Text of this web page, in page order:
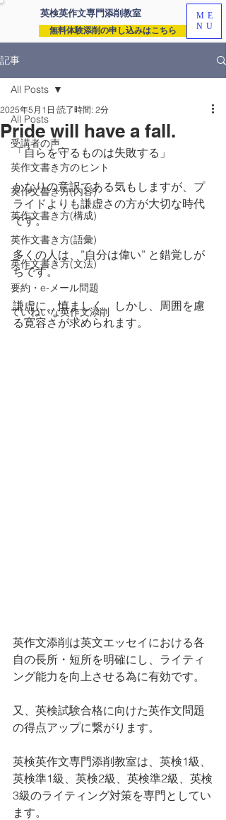
英検英作文専門添削教室
無料体験添削の申し込みはこちら
ME
NU
記事
All Posts
受講者の声
英作文書き方のヒント
英作文書き方(内容)
英作文書き方(構成)
英作文書き方(語彙)
英作文書き方(文法)
要約・e-メール問題
ていねいな英作文添削
All Posts
Pride will have a fall.
2025年5月1日 読了時間: 2分
「自らを守るものは失敗する」
かなりの意訳である気もしますが、プ
ライドよりも謙虚さの方が大切な時代
です。
多くの人は、”自分は偉い” と錯覚しが
ちです。
謙虚に、慎ましく、しかし、周囲を慮
る寛容さが求められます。
英作文添削は英文エッセイにおける各
自の長所・短所を明確にし、ライティ
ング能力を向上させる為に有効です。
又、英検試験合格に向けた英作文問題
の得点アップに繋がります。
英検英作文専門添削教室は、英検1級、
英検準1級、英検2級、英検準2級、英検
3級のライティング対策を専門としてい
ます。